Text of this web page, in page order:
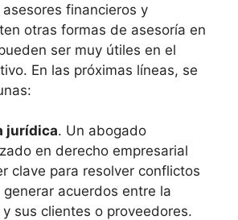
financieros y
otras formas de asesoría en
ser muy útiles en el
En las próximas líneas, se
jurídica. Un abogado
en derecho empresarial
clave para resolver conflictos
generar acuerdos entre la
y sus clientes o proveedores.